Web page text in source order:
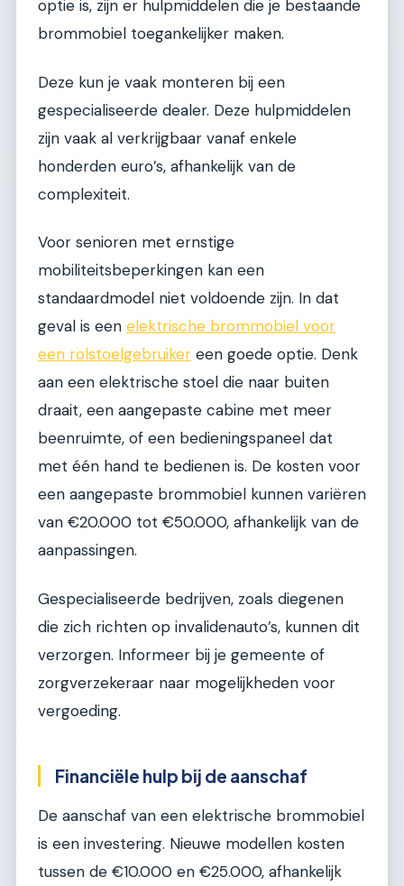
optie is, zijn er hulpmiddelen die je bestaande
brommobiel toegankelijker maken.
Deze kun je vaak monteren bij een
gespecialiseerde dealer. Deze hulpmiddelen
zijn vaak al verkrijgbaar vanaf enkele
honderden euro’s, afhankelijk van de
complexiteit.
Voor senioren met ernstige
mobiliteitsbeperkingen kan een
standaardmodel niet voldoende zijn. In dat
geval is een elektrische brommobiel voor
een rolstoelgebruiker een goede optie. Denk
aan een elektrische stoel die naar buiten
draait, een aangepaste cabine met meer
beenruimte, of een bedieningspaneel dat
met één hand te bedienen is. De kosten voor
een aangepaste brommobiel kunnen variëren
van €20.000 tot €50.000, afhankelijk van de
aanpassingen.
Gespecialiseerde bedrijven, zoals diegenen
die zich richten op invalidenauto’s, kunnen dit
verzorgen. Informeer bij je gemeente of
zorgverzekeraar naar mogelijkheden voor
vergoeding.
Financiële hulp bij de aanschaf
De aanschaf van een elektrische brommobiel
is een investering. Nieuwe modellen kosten
tussen de €10.000 en €25.000, afhankelijk